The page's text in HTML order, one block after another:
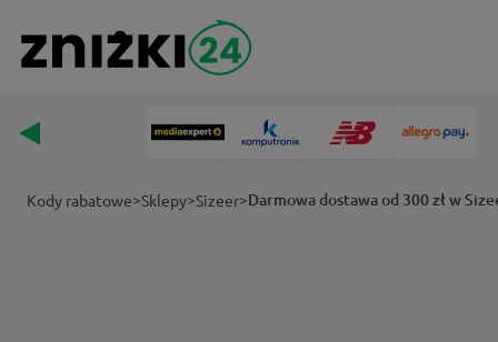
Kody rabatowe>Sklepy>Sizeer>Darmowa dostawa od 300 zł w